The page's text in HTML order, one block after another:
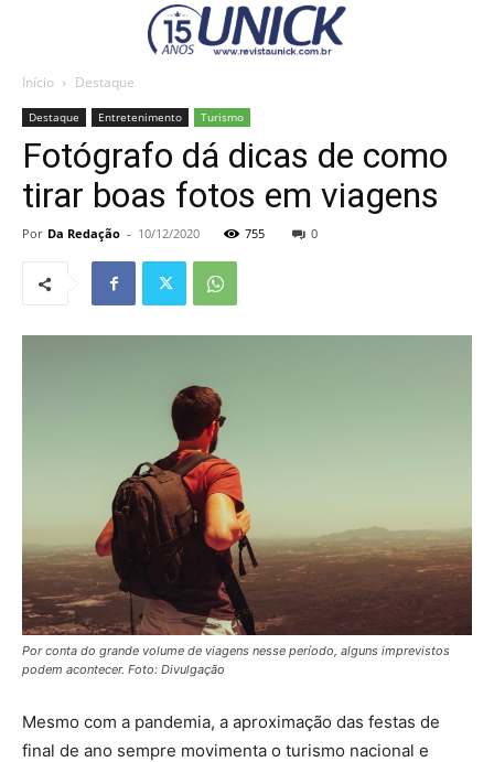
Início Destaque
Destaque Entretenimento Turismo
Fotógrafo dá dicas de como
tirar boas fotos em viagens
Por Da Redação - 10/12/2020 755 0
Por conta do grande volume de viagens nesse período, alguns imprevistos
podem acontecer. Foto: Divulgação
Mesmo com a pandemia, a aproximação das festas de
final de ano sempre movimenta o turismo nacional e